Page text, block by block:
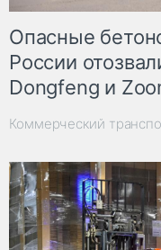
Опасные
России
Dongfeng и
Коммерческий